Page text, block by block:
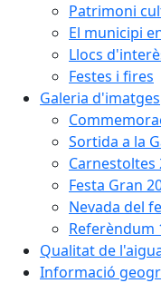
Patrimoni
El municipi
Llocs
Festes i fires
Galeria d'imatges
Sortida a la
Carnestoltes
Festa Gran
Nevada del
Referèndum
Qualitat de
Informació